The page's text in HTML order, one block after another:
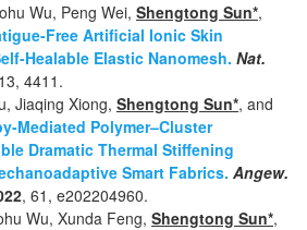
Wu, Peng Wei, Shengtong Sun*,
Free Artificial Ionic Skin
Healable Elastic Nanomesh. Nat.
4411.
Jiaqing Xiong, Shengtong Sun*, and
Mediated Polymer–Cluster
Dramatic Thermal Stiffening
Smart Fabrics. Angew.
, 61, e202204960.
Wu, Xunda Feng, Shengtong Sun*,